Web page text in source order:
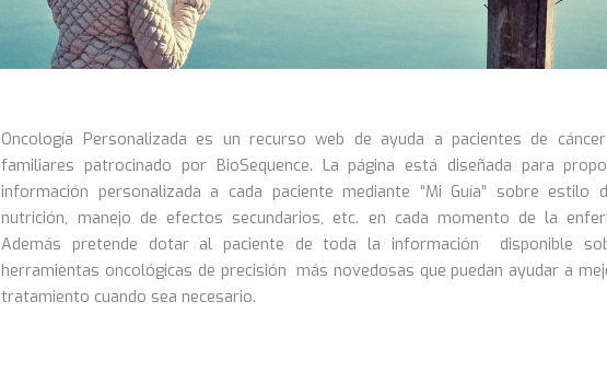
Oncología Personalizada es un recurso web de ayuda a pacientes de
familiares patrocinado por BioSequence. La página está diseñada para
información personalizada a cada paciente mediante “Mi Guía” sobre estilo
nutrición, manejo de efectos secundarios, etc. en cada momento de la
Además pretende dotar al paciente de toda la información disponible
herramientas oncológicas de precisión más novedosas que puedan ayudar a
tratamiento cuando sea necesario.